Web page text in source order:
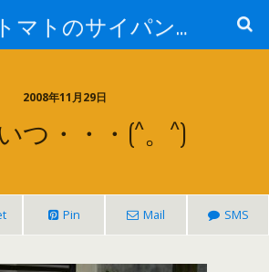
エーストマトのサイパンダイビング日記
2008年11月29日
つ・・・(^。^)
Pin Mail SMS